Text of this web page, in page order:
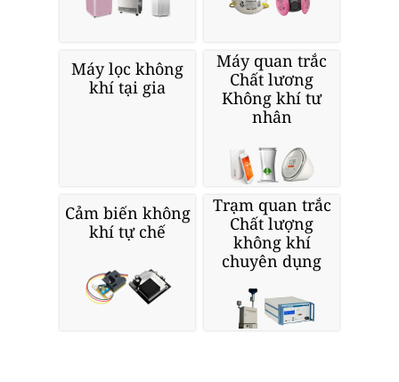
Máy lọc không
khí tại gia
Máy quan trắc
Chất lương
Không khí tư
nhân
Cảm biến không
khí tự chế
Trạm quan trắc
Chất lượng
không khí
chuyên dụng